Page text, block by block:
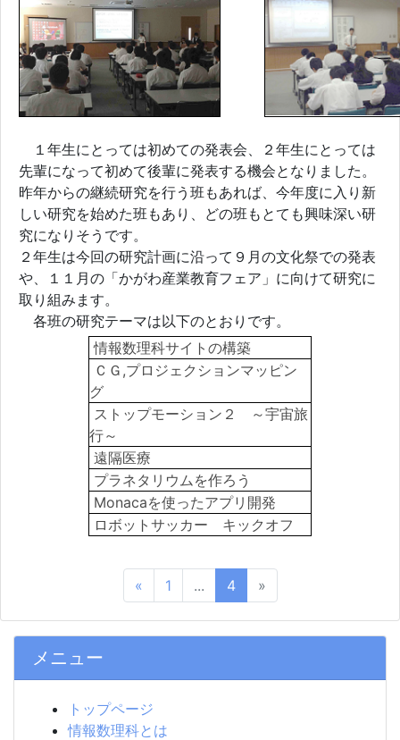
メニュー
トップページ
情報数理科とは
１年生にとっては初めての発表会、２年生にとっては
先輩になって初めて後輩に発表する機会となりました。
昨年からの継続研究を行う班もあれば、今年度に入り新
しい研究を始めた班もあり、どの班もとても興味深い研
究になりそうです。
２年生は今回の研究計画に沿って９月の文化祭での発表
や、１１月の「かがわ産業教育フェア」に向けて研究に
取り組みます。
各班の研究テーマは以下のとおりです。
情報数理科サイトの構築
ＣＧ,プロジェクションマッピン
グ
ストップモーション２ ～宇宙旅
行～
遠隔医療
プラネタリウムを作ろう
Monacaを使ったアプリ開発
ロボットサッカー キックオフ
« 1 ... 4 »